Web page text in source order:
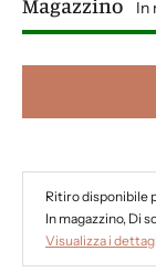
In
Ritiro disponibile
In magazzino, Di
Visualizza i